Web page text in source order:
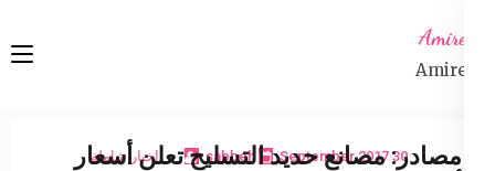
content
Amireta
Amireta
30 September 2017
sabbeh اخبار شاملة
مصادر: مصانع حديد التسليح تعلن أسعار